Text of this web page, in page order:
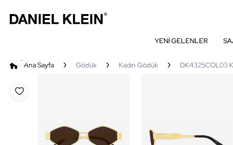
YENİ GELENLER
Ana Sayfa Gözlük Kadın Gözlük DK4325COL03
Favoriye Ekle
Paylaş